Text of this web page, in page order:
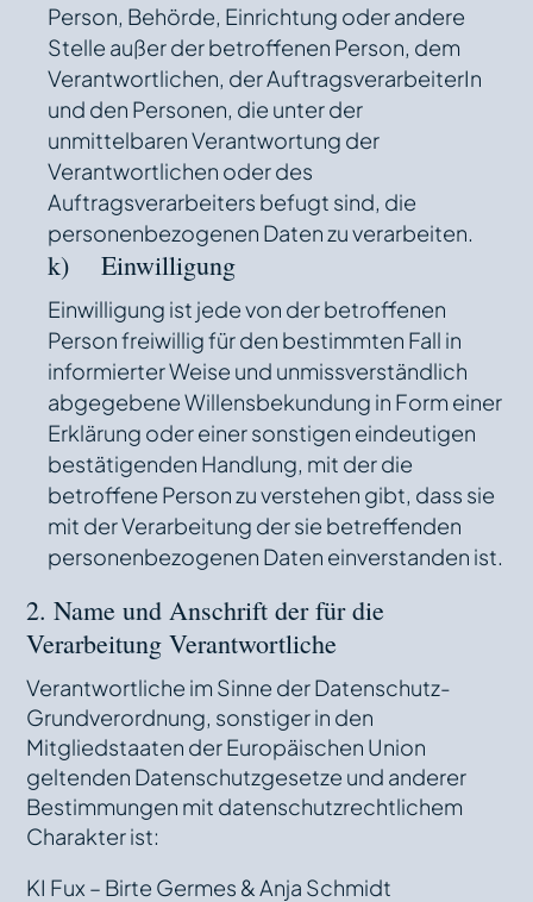
Person, Behörde, Einrichtung oder andere
Stelle außer der betroffenen Person, dem
Verantwortlichen, der AuftragsverarbeiterIn
und den Personen, die unter der
unmittelbaren Verantwortung der
Verantwortlichen oder des
Auftragsverarbeiters befugt sind, die
personenbezogenen Daten zu verarbeiten.
k) Einwilligung
Einwilligung ist jede von der betroffenen
Person freiwillig für den bestimmten Fall in
informierter Weise und unmissverständlich
abgegebene Willensbekundung in Form einer
Erklärung oder einer sonstigen eindeutigen
bestätigenden Handlung, mit der die
betroffene Person zu verstehen gibt, dass sie
mit der Verarbeitung der sie betreffenden
personenbezogenen Daten einverstanden ist.
2. Name und Anschrift der für die
Verarbeitung Verantwortliche
Verantwortliche im Sinne der Datenschutz-
Grundverordnung, sonstiger in den
Mitgliedstaaten der Europäischen Union
geltenden Datenschutzgesetze und anderer
Bestimmungen mit datenschutzrechtlichem
Charakter ist:
KI Fux – Birte Germes & Anja Schmidt